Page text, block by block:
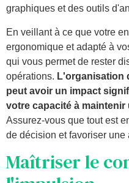
graphiques et des outils
En veillant à ce que votre
ergonomique et adapté à
qui vous permet de rester
opérations. L'organisation
peut avoir un impact
votre capacité à
Assurez-vous que tout est
de décision et favoriser
Maîtriser le